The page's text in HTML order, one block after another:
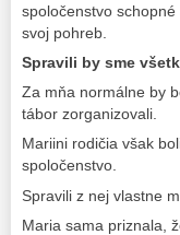
spoločenstvo
svoj pohreb.
Spravili by sme
Za mňa normálne by
tábor zorganizovali.
Mariini rodičia však
spoločenstvo.
Spravili z nej vlastne
Maria sama priznala,